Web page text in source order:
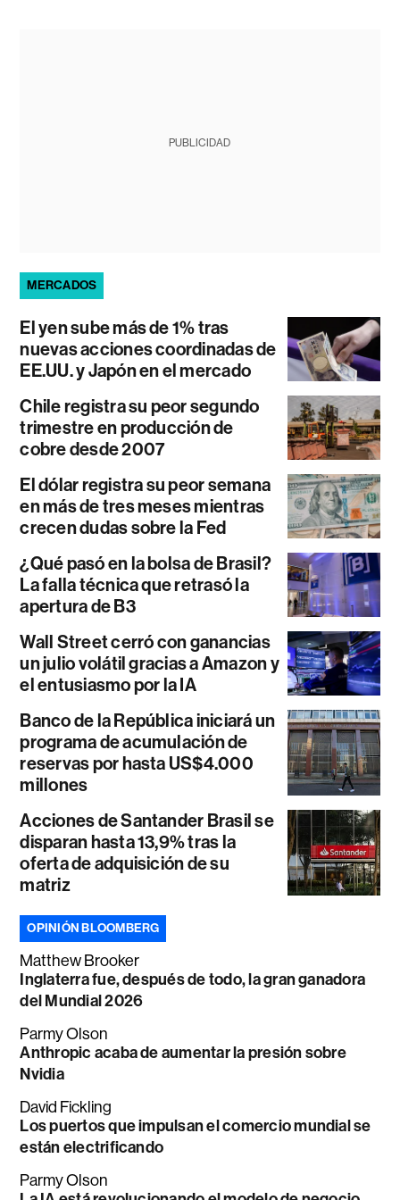
PUBLICIDAD
MERCADOS
El yen sube más de 1% tras
nuevas acciones coordinadas de
EE.UU. y Japón en el mercado
Chile registra su peor segundo
trimestre en producción de
cobre desde 2007
El dólar registra su peor semana
en más de tres meses mientras
crecen dudas sobre la Fed
¿Qué pasó en la bolsa de Brasil?
La falla técnica que retrasó la
apertura de B3
Wall Street cerró con ganancias
un julio volátil gracias a Amazon y
el entusiasmo por la IA
Banco de la República iniciará un
programa de acumulación de
reservas por hasta US$4.000
millones
Acciones de Santander Brasil se
disparan hasta 13,9% tras la
oferta de adquisición de su
matriz
OPINIÓN BLOOMBERG
Matthew Brooker
Inglaterra fue, después de todo, la gran ganadora
del Mundial 2026
Parmy Olson
Anthropic acaba de aumentar la presión sobre
Nvidia
David Fickling
Los puertos que impulsan el comercio mundial se
están electrificando
Parmy Olson